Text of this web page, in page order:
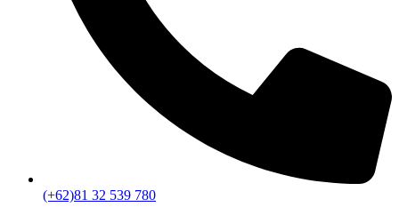
(+62)81 32 539 780